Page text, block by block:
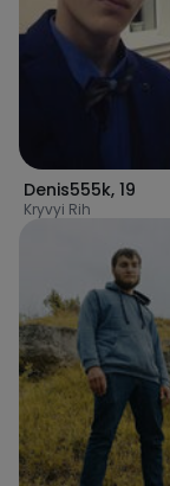
Denis555k, 19
Kryvyi Rih